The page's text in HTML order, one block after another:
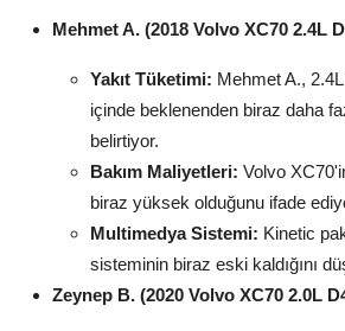
Mehmet A. (2018 Volvo XC70 2.4L
Yakıt Tüketimi: Mehmet A.,
içinde beklenenden biraz daha
belirtiyor.
Bakım Maliyetleri: Volvo
biraz yüksek olduğunu ifade
Multimedya Sistemi: Kinetic
sisteminin biraz eski kaldığını
Zeynep B. (2020 Volvo XC70 2.0L